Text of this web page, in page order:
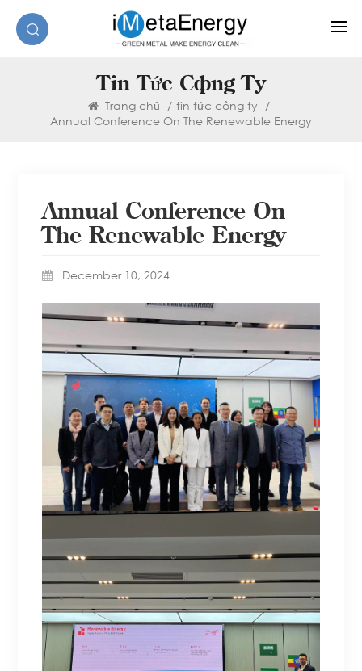
Tin Tức Công Ty
Trang chủ / tin tức công ty /
Annual Conference On The Renewable Energy
Annual Conference On
The Renewable Energy
December 10, 2024